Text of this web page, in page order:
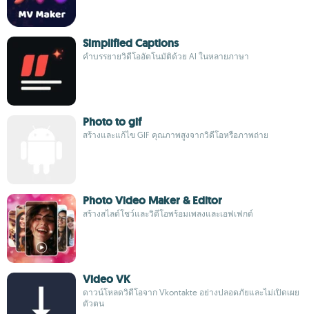
Simplified Captions
คำบรรยายวิดีโออัตโนมัติด้วย AI ในหลายภาษา
Photo to gif
สร้างและแก้ไข GIF คุณภาพสูงจากวิดีโอหรือภาพถ่าย
Photo Video Maker & Editor
สร้างสไลด์โชว์และวิดีโอพร้อมเพลงและเอฟเฟกต์
Video VK
ดาวน์โหลดวิดีโอจาก Vkontakte อย่างปลอดภัยและไม่เปิดเผย
ตัวตน